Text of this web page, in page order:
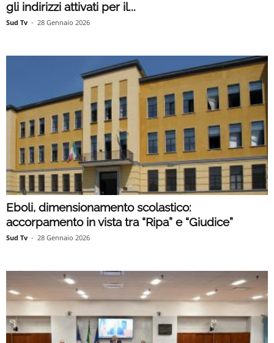
gli indirizzi attivati per il...
Sud Tv - 28 Gennaio 2026
Eboli, dimensionamento scolastico:
accorpamento in vista tra “Ripa” e “Giudice”
Sud Tv - 28 Gennaio 2026